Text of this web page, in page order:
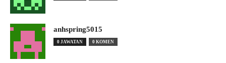
anhspring5015
0 JAWATAN 0 KOMEN